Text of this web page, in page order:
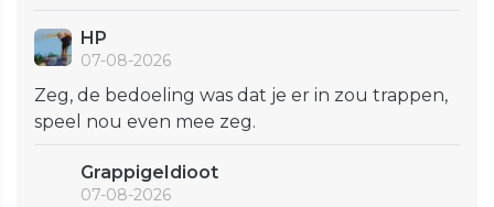
HP
07-08-2026
Zeg, de bedoeling was dat je er in zou trappen,
speel nou even mee zeg.
GrappigeIdioot
07-08-2026